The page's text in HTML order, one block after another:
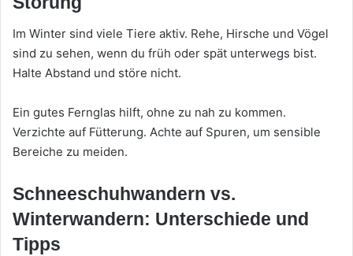
Im Winter sind viele Tiere aktiv. Rehe, Hirsche und Vögel
sind zu sehen, wenn du früh oder spät unterwegs bist.
Halte Abstand und störe nicht.
Ein gutes Fernglas hilft, ohne zu nah zu kommen.
Verzichte auf Fütterung. Achte auf Spuren, um sensible
Bereiche zu meiden.
Schneeschuhwandern vs.
Winterwandern: Unterschiede und
Tipps